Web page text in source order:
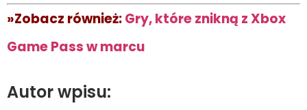
»Zobacz również:Gry, które znikną z Xbox
Game Pass w marcu
Autor wpisu: